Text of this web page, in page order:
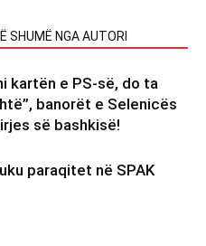
SHUMË NGA AUTORI
kartën e PS-së, do ta
banorët e Selenicës
së bashkisë!
paraqitet në SPAK